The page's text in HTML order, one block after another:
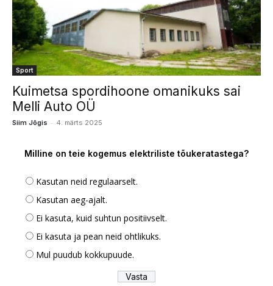
Sport
Kuimetsa spordihoone omanikuks sai
Melli Auto OÜ
Siim Jõgis - 4. märts 2025
Milline on teie kogemus elektriliste tõukeratastega?
Kasutan neid regulaarselt.
Kasutan aeg-ajalt.
Ei kasuta, kuid suhtun positiivselt.
Ei kasuta ja pean neid ohtlikuks.
Mul puudub kokkupuude.